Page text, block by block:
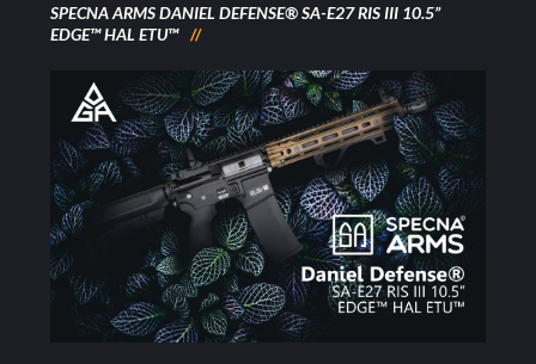
SPECNA ARMS DANIEL DEFENSE® SA-E27 RIS III 10.5”
EDGE™ HAL ETU™